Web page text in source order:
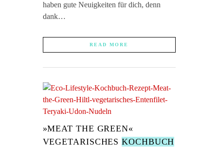
haben gute Neuigkeiten für dich, denn
dank…
READ MORE
»MEAT THE GREEN«
VEGETARISCHESKOCHBUCH